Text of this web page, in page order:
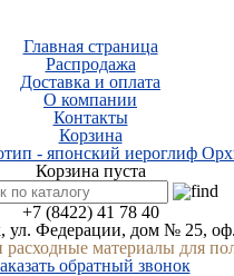
Главная страница
Распродажа
Доставка и оплата
О компании
Контакты
Корзина
Корзина пуста
+7 (8422) 41 78 40
ул. Федерации, дом № 25,
расходные материалы для
обратный звонок